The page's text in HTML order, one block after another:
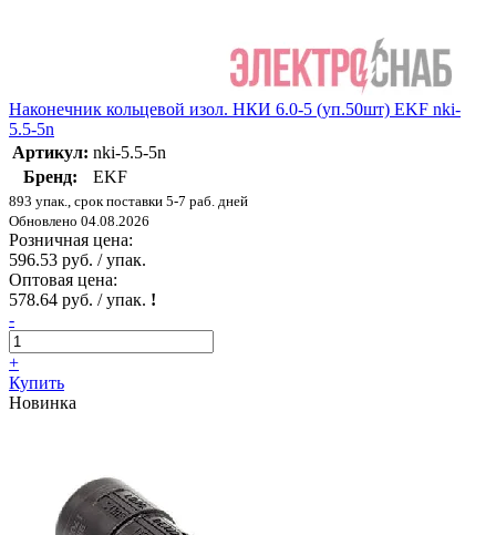
Наконечник кольцевой изол. НКИ 6.0-5 (уп.50шт) EKF nki-
5.5-5n
Артикул: nki-5.5-5n
Бренд:
EKF
893 упак., срок поставки 5-7 раб. дней
Обновлено 04.08.2026
Розничная цена:
596.53 руб. / упак.
Оптовая цена:
578.64 руб. / упак. !
-
+
Купить
Новинка